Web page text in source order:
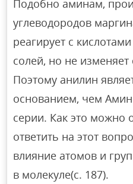
Подобно аминам,
углеводородов
реагирует с
солей, но не изменяет
Поэтому анилин
основанием, чем
серии. Как это можно
ответить на этот
влияние атомов и
в молекуле(с. 187).